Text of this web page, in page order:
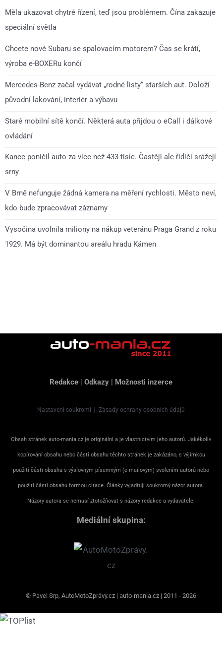
Měla ukazovat chytré řízení, teď jsou problémem. Čína zakazuje
speciální světla
Chcete nové Subaru se spalovacím motorem? Čas se krátí,
výroba e-BOXERu končí
Mercedes-Benz začal vydávat „rodné listy“ starších aut. Doloží
původní lakování, interiér a výbavu
Staré mobilní sítě končí. Některá auta přijdou o eCall i dálkové
ovládání
Kanec poničil auto za více než 433 tisíc. Častěji ale řidiči srážejí
srny
V Brně nefunguje žádná kamera na měření rychlosti. Město neví,
kdo bude zpracovávat záznamy
Vysočina uvolnila miliony na nákup veteránu Praga Grand z roku
1929. Má být dominantou areálu hradu Kámen
Redakce Odkazy Možnosti inzerce
Nastavení soukromí | Zásady ochrany osobních údajů
Obsah stránek auto-mania.cz je originální a je vlastnictvím jeho autorů. Jakékoliv
kopírování obsahu nebo částí obsahu těchto stránek je zakázáno, s výjimkou
použití části obsahu s výslovným písemným (e-mailovým) svolením autorů nebo
použití části obsahu formou citace. Články vyjadřují soukromý názor autora.
Názory autora se nemusí ztotožňovat s názory redakce a vydavatele.
Mediální skupina:
© Pavel Srp, AutoMotoZprávy.cz | auto-mania.cz | 2011 - 2026